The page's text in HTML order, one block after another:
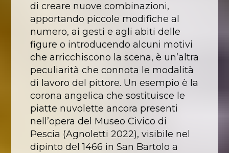
di creare nuove combinazioni,
apportando piccole modifiche al
numero, ai gesti e agli abiti delle
figure o introducendo alcuni motivi
che arricchiscono la scena, è un’altra
peculiarità che connota le modalità
di lavoro del pittore. Un esempio è la
corona angelica che sostituisce le
piatte nuvolette ancora presenti
nell’opera del Museo Civico di
Pescia (Agnoletti 2022), visibile nel
dipinto del 1466 in San Bartolo a